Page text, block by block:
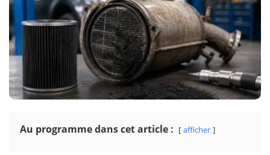
Au programme dans cet article : afficher